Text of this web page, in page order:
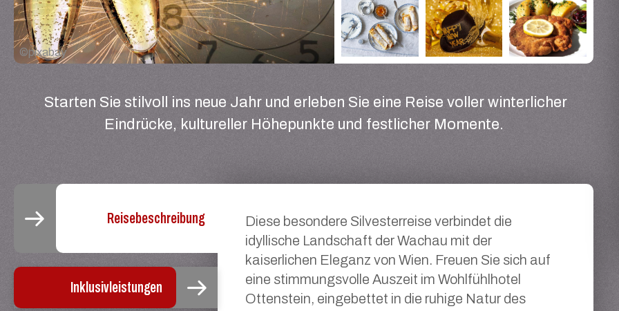
©pixabay
Starten Sie stilvoll ins neue Jahr und erleben Sie eine Reise voller winterlicher
Eindrücke, kultureller Höhepunkte und festlicher Momente.
Reisebeschreibung
Inklusivleistungen
Diese besondere Silvesterreise verbindet die
idyllische Landschaft der Wachau mit der
kaiserlichen Eleganz von Wien. Freuen Sie sich auf
eine stimmungsvolle Auszeit im Wohlfühlhotel
Ottenstein, eingebettet in die ruhige Natur des